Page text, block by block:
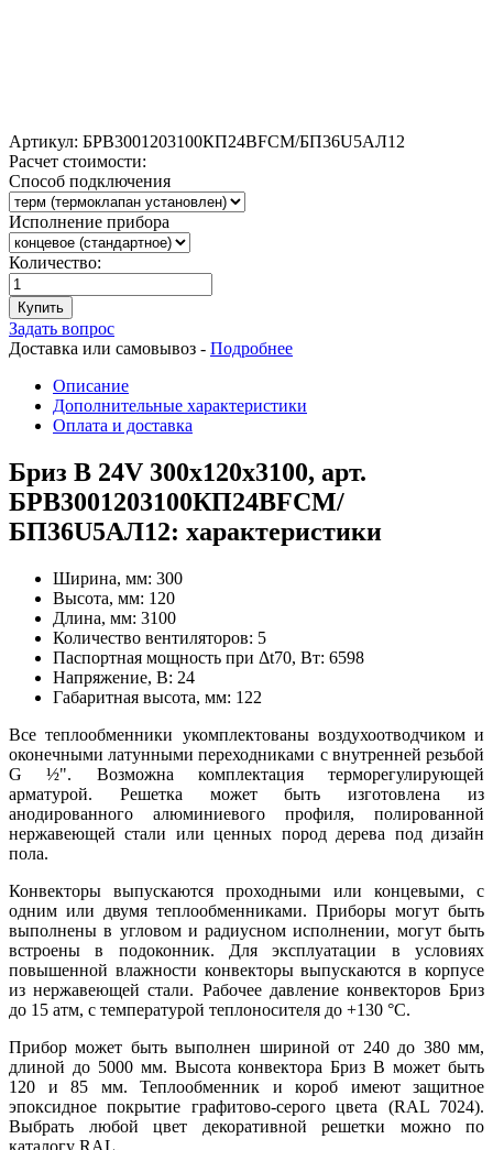
Артикул: БРВ3001203100КП24ВFCM/БП36U5АЛ12
Расчет стоимости:
Способ подключения
Исполнение прибора
Количество:
Купить
Задать вопрос
Доставка или самовывоз - Подробнее
Описание
Дополнительные характеристики
Оплата и доставка
Бриз В 24V 300x120x3100, арт.
БРВ3001203100КП24ВFCM/
БП36U5АЛ12: характеристики
Ширина, мм: 300
Высота, мм: 120
Длина, мм: 3100
Количество вентиляторов: 5
Паспортная мощность при Δt70, Вт: 6598
Напряжение, В: 24
Габаритная высота, мм: 122
Все теплообменники укомплектованы воздухоотводчиком и
оконечными латунными переходниками с внутренней резьбой
G ½". Возможна комплектация терморегулирующей
арматурой. Решетка может быть изготовлена из
анодированного алюминиевого профиля, полированной
нержавеющей стали или ценных пород дерева под дизайн
пола.
Конвекторы выпускаются проходными или концевыми, с
одним или двумя теплообменниками. Приборы могут быть
выполнены в угловом и радиусном исполнении, могут быть
встроены в подоконник. Для эксплуатации в условиях
повышенной влажности конвекторы выпускаются в корпусе
из нержавеющей стали. Рабочее давление конвекторов Бриз
до 15 атм, с температурой теплоносителя до +130 °С.
Прибор может быть выполнен шириной от 240 до 380 мм,
длиной до 5000 мм. Высота конвектора Бриз В может быть
120 и 85 мм. Теплообменник и короб имеют защитное
эпоксидное покрытие графитово-серого цвета (RAL 7024).
Выбрать любой цвет декоративной решетки можно по
каталогу RAL.